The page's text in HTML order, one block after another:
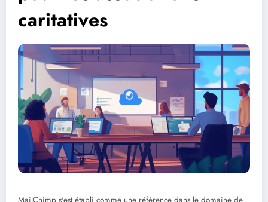
caritatives